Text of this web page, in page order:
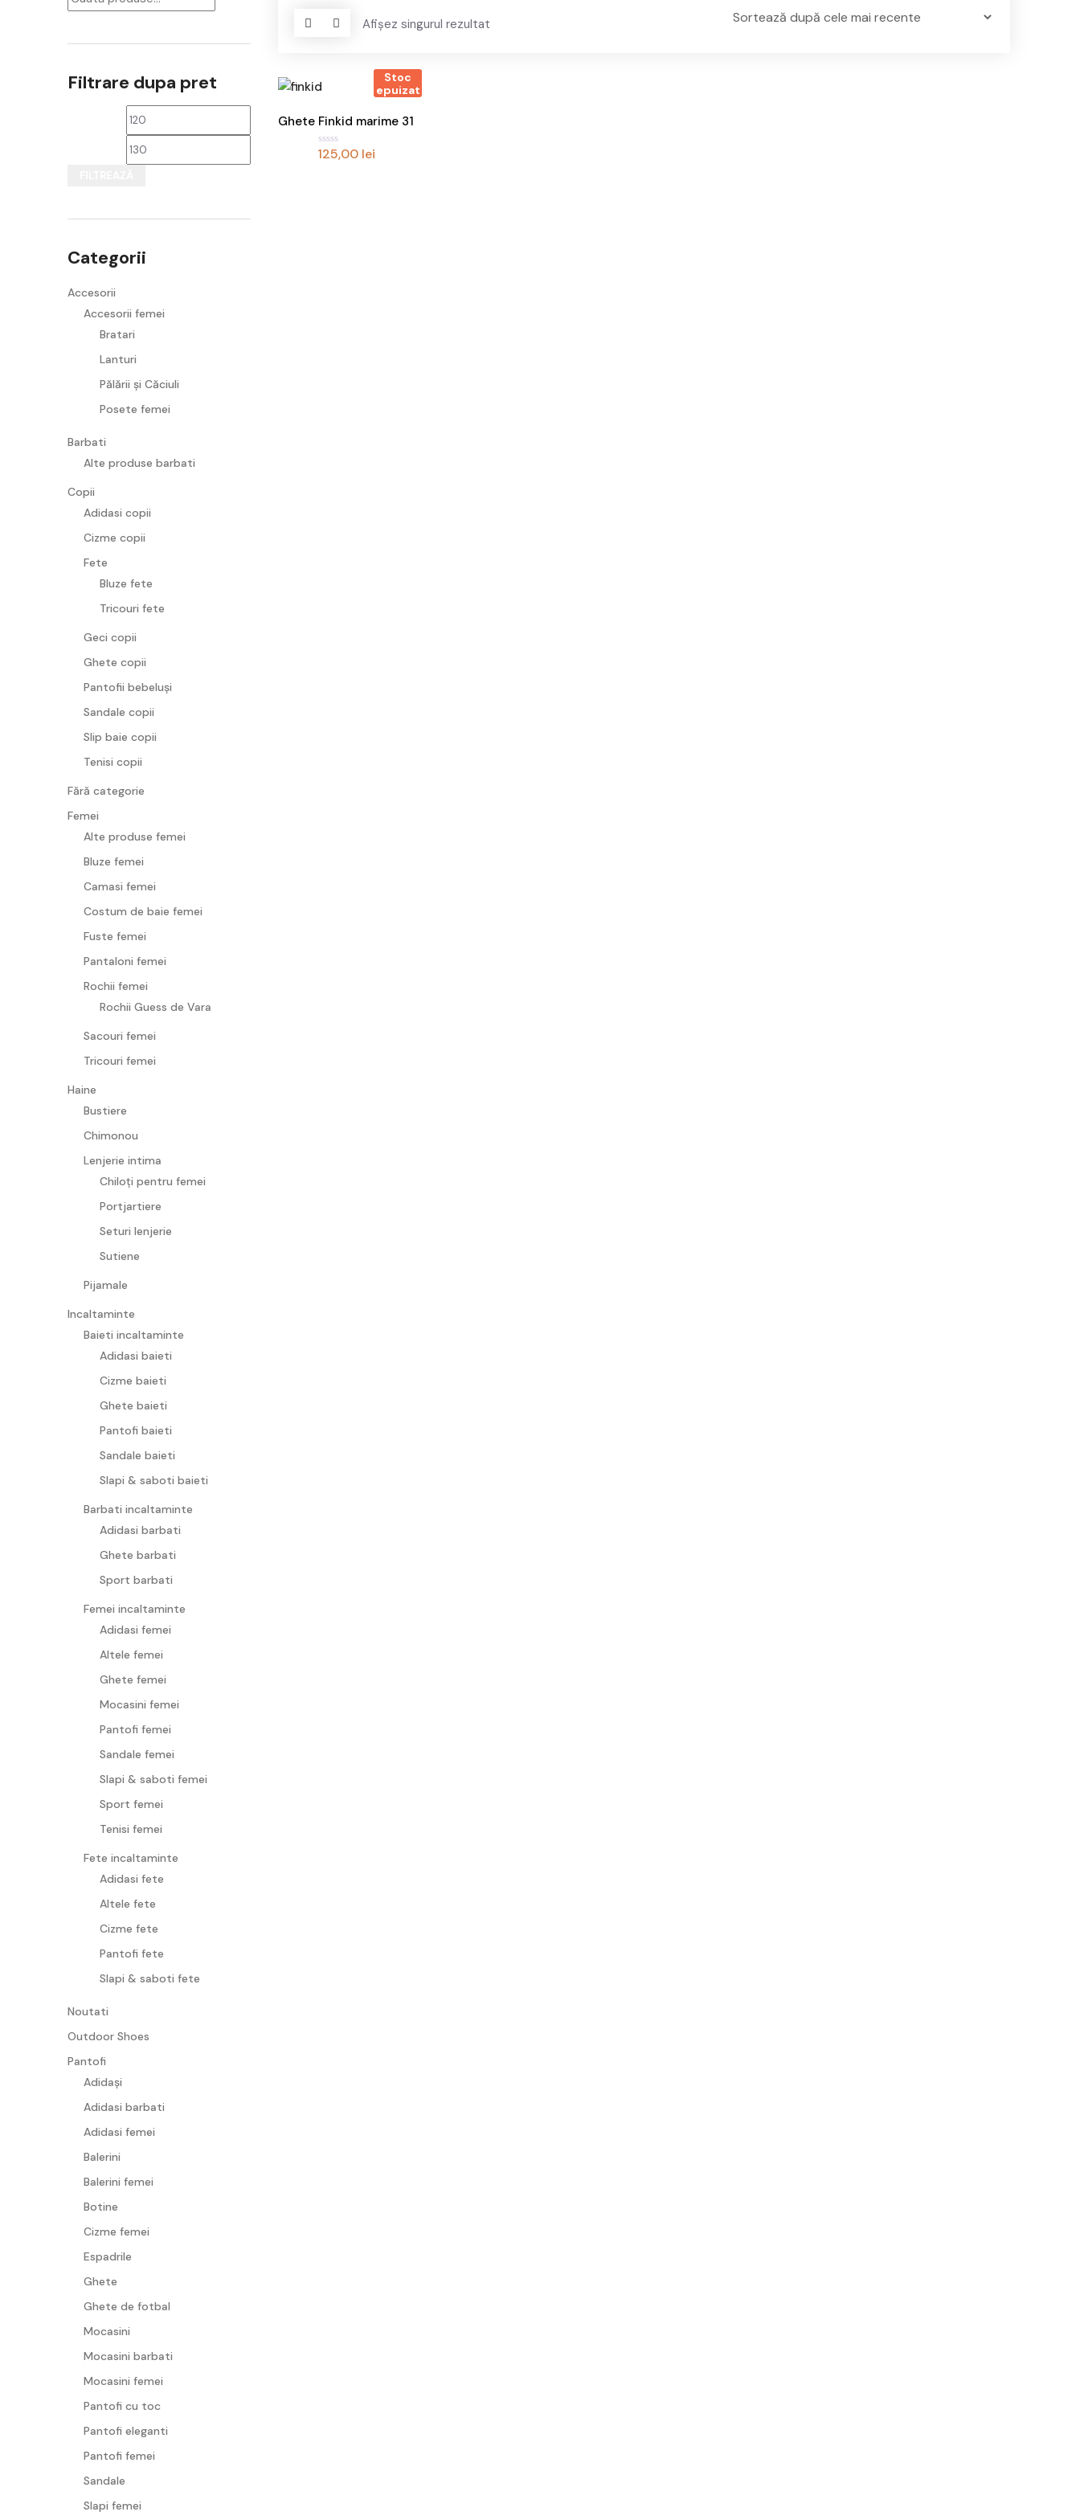
Filtrare dupa pret
Preț
Preț
Categorii
Accesorii
Accesorii femei
Bratari
Lanturi
Pălării și Căciuli
Posete femei
Barbati
Alte produse barbati
Copii
Adidasi copii
Cizme copii
Fete
Bluze fete
Tricouri fete
Geci copii
Ghete copii
Pantofii bebeluși
Sandale copii
Slip baie copii
Tenisi copii
Fără categorie
Femei
Alte produse femei
Bluze femei
Camasi femei
Costum de baie femei
Fuste femei
Pantaloni femei
Rochii femei
Rochii Guess de Vara
Sacouri femei
Tricouri femei
Haine
Bustiere
Chimonou
Lenjerie intima
Chiloți pentru femei
Portjartiere
Seturi lenjerie
Sutiene
Pijamale
Incaltaminte
Baieti incaltaminte
Adidasi baieti
Cizme baieti
Ghete baieti
Pantofi baieti
Sandale baieti
Slapi & saboti baieti
Barbati incaltaminte
Adidasi barbati
Ghete barbati
Sport barbati
Femei incaltaminte
Adidasi femei
Altele femei
Ghete femei
Mocasini femei
Pantofi femei
Sandale femei
Slapi & saboti femei
Sport femei
Tenisi femei
Fete incaltaminte
Adidasi fete
Altele fete
Cizme fete
Pantofi fete
Slapi & saboti fete
Noutati
Outdoor Shoes
Pantofi
Adidași
Adidasi barbati
Adidasi femei
Balerini
Balerini femei
Botine
Cizme femei
Espadrile
Ghete
Ghete de fotbal
Mocasini
Mocasini barbati
Mocasini femei
Pantofi cu toc
Pantofi eleganti
Pantofi femei
Sandale
Slapi femei
Afișez singurul rezultat
Stoc
epuizat
Ghete Finkid marime 31
E
125,00 lei